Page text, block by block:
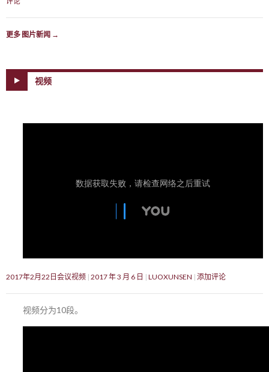
更多 图片新闻 →
视频
2017年2月22日会议视频 2017 年 3 月 6 日 LUOXUNSEN 添加评论
视频分为10段。